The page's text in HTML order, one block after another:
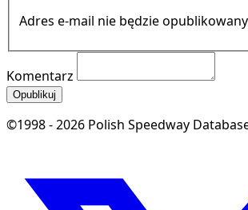
Adres e-mail nie będzie
Komentarz
Opublikuj
©1998 - 2026 Polish Speedway